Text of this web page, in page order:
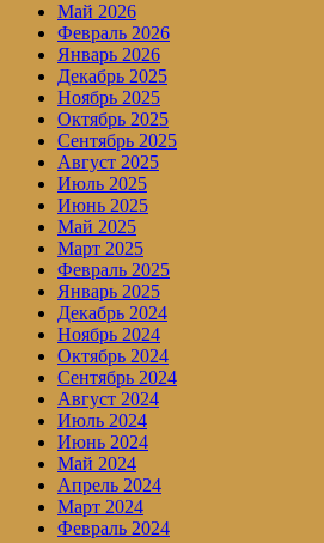
Май 2026
Февраль 2026
Январь 2026
Декабрь 2025
Ноябрь 2025
Октябрь 2025
Сентябрь 2025
Август 2025
Июль 2025
Июнь 2025
Май 2025
Март 2025
Февраль 2025
Январь 2025
Декабрь 2024
Ноябрь 2024
Октябрь 2024
Сентябрь 2024
Август 2024
Июль 2024
Июнь 2024
Май 2024
Апрель 2024
Март 2024
Февраль 2024